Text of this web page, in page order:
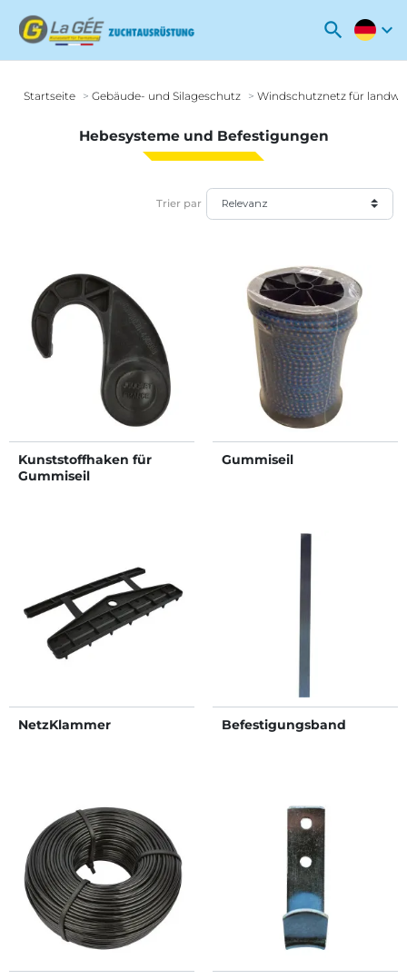
search expand_more
Startseite Gebäude- und Silageschutz Windschutznetz für
Hebesysteme und Befestigungen
Trier par
Kunststoffhaken für
Gummiseil
Gummiseil
NetzKlammer Befestigungsband